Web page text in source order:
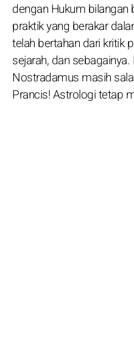
dengan Hukum bilangan
praktik yang berakar
telah bertahan dari kritik
sejarah, dan
Nostradamus masih
Prancis! Astrologi tetap